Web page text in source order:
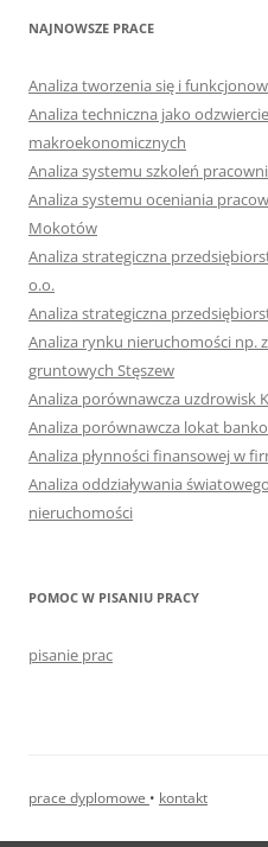
NAJNOWSZE PRACE
Analiza tworzenia się i
Analiza techniczna jako
makroekonomicznych
Analiza systemu szkoleń
Analiza systemu oceniania
Mokotów
Analiza strategiczna
o.o.
Analiza strategiczna
Analiza rynku nieruchomości np.
gruntowych Stęszew
Analiza porównawcza uzdrowisk
Analiza porównawcza lokat
Analiza płynności finansowej w
Analiza oddziaływania
nieruchomości
POMOC W PISANIU PRACY
pisanie prac
prace dyplomowe • kontakt